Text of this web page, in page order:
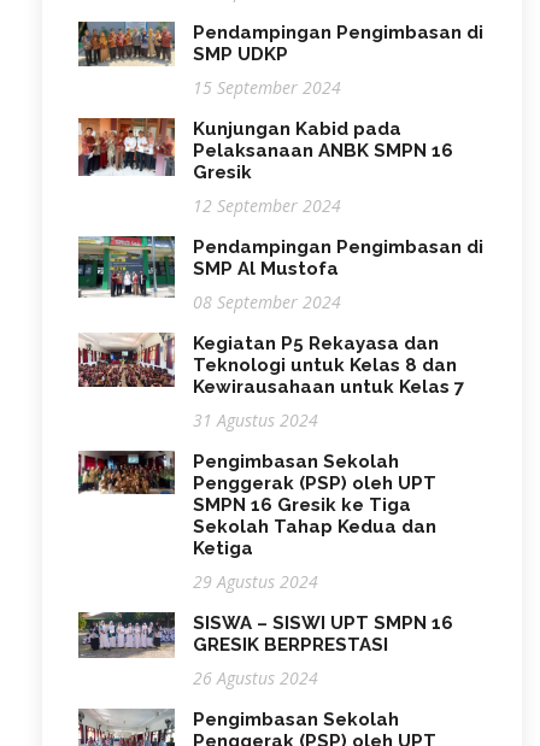
Pendampingan Pengimbasan di
SMP UDKP
15 September 2024
Kunjungan Kabid pada
Pelaksanaan ANBK SMPN 16
Gresik
12 September 2024
Pendampingan Pengimbasan di
SMP Al Mustofa
08 September 2024
Kegiatan P5 Rekayasa dan
Teknologi untuk Kelas 8 dan
Kewirausahaan untuk Kelas 7
31 Agustus 2024
Pengimbasan Sekolah
Penggerak (PSP) oleh UPT
SMPN 16 Gresik ke Tiga
Sekolah Tahap Kedua dan
Ketiga
29 Agustus 2024
SISWA – SISWI UPT SMPN 16
GRESIK BERPRESTASI
26 Agustus 2024
Pengimbasan Sekolah
Penggerak (PSP) oleh UPT